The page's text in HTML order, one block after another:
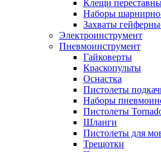
Клещи
Наборы
Захваты
Электроинструмент
Пневмоинструмент
Гайковерты
Краскопульты
Оснастка
Пистолеты
Наборы
Пистолеты
Шланги
Пистолеты для
Трещотки